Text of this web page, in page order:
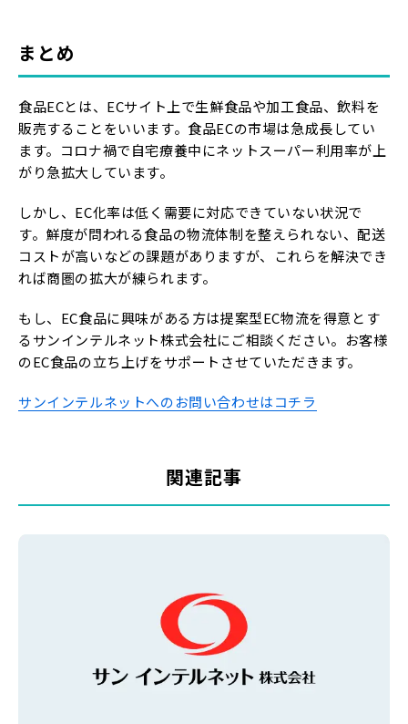
まとめ
食品ECとは、ECサイト上で生鮮食品や加工食品、飲料を
販売することをいいます。食品ECの市場は急成長してい
ます。コロナ禍で自宅療養中にネットスーパー利用率が上
がり急拡大しています。
しかし、EC化率は低く需要に対応できていない状況で
す。鮮度が問われる食品の物流体制を整えられない、配送
コストが高いなどの課題がありますが、これらを解決でき
れば商圏の拡大が練られます。
もし、EC食品に興味がある方は提案型EC物流を得意とす
るサンインテルネット株式会社にご相談ください。お客様
のEC食品の立ち上げをサポートさせていただきます。
サンインテルネットへのお問い合わせはコチラ
関連記事